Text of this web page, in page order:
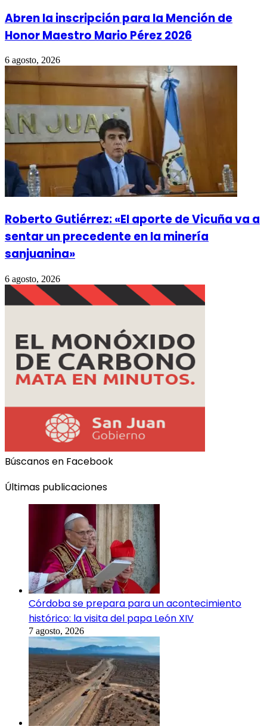
Abren la inscripción para la Mención de
Honor Maestro Mario Pérez 2026
6 agosto, 2026
Roberto Gutiérrez: «El aporte de Vicuña va a
sentar un precedente en la minería
sanjuanina»
6 agosto, 2026
Búscanos en Facebook
Últimas publicaciones
Córdoba se prepara para un acontecimiento
histórico: la visita del papa León XIV
7 agosto, 2026